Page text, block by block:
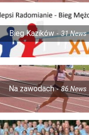
Bieg Kazików 31News
Na zawodach 86News